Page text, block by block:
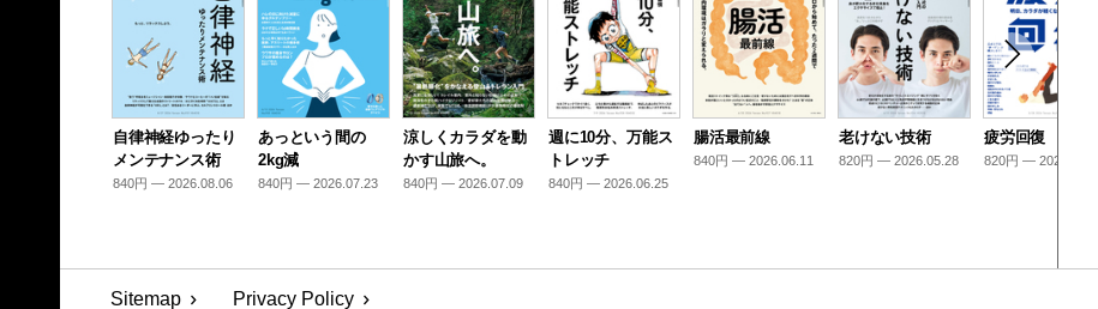
自律神経ゆったり
メンテナンス術
840円 — 2026.08.06
あっという間の
2kg減
840円 — 2026.07.23
涼しくカラダを動
かす山旅へ。
840円 — 2026.07.09
週に10分、万能ス
トレッチ
840円 — 2026.06.25
腸活最前線
840円 — 2026.06.11
老けない技術
820円 — 2026.05.28
疲労回復
820円 — 2026.05.14
Sitemap Privacy Policy